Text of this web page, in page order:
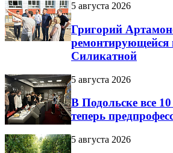
5 августа 2026
Григорий
ремонтирующейся
Силикатной
5 августа 2026
В Подольске все
теперь
5 августа 2026